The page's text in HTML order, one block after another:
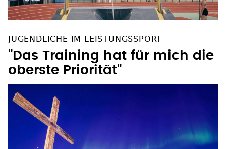
JUGENDLICHE IM LEISTUNGSSPORT
"Das Training hat für mich die
oberste Priorität"